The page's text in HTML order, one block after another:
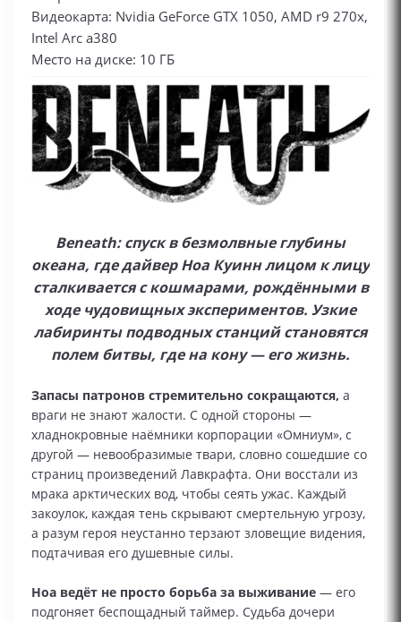
Видеокарта: Nvidia GeForce GTX 1050, AMD r9 270x,
Intel Arc a380
Место на диске: 10 ГБ
Beneath: спуск в безмолвные глубины
океана, где дайвер Ноа Куинн лицом к лицу
сталкивается с кошмарами, рождёнными в
ходе чудовищных экспериментов. Узкие
лабиринты подводных станций становятся
полем битвы, где на кону — его жизнь.
Запасы патронов стремительно сокращаются, а
враги не знают жалости. С одной стороны —
хладнокровные наёмники корпорации «Омниум», с
другой — невообразимые твари, словно сошедшие со
страниц произведений Лавкрафта. Они восстали из
мрака арктических вод, чтобы сеять ужас. Каждый
закоулок, каждая тень скрывают смертельную угрозу,
а разум героя неустанно терзают зловещие видения,
подтачивая его душевные силы.
Ноа ведёт не просто борьба за выживание — его
подгоняет беспощадный таймер. Судьба дочери